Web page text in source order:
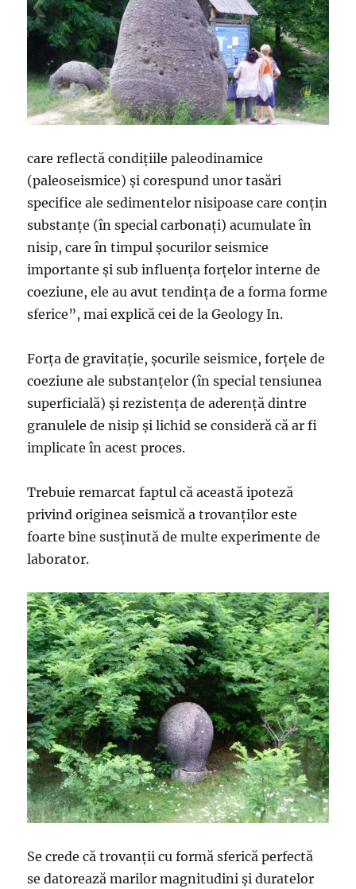
care reflectă condiţiile paleodinamice
(paleoseismice) şi corespund unor tasări
specifice ale sedimentelor nisipoase care conţin
substanţe (în special carbonaţi) acumulate în
nisip, care în timpul şocurilor seismice
importante şi sub influenţa forţelor interne de
coeziune, ele au avut tendinţa de a forma forme
sferice”, mai explică cei de la Geology In.
Forţa de gravitaţie, şocurile seismice, forţele de
coeziune ale substanţelor (în special tensiunea
superficială) şi rezistenţa de aderenţă dintre
granulele de nisip şi lichid se consideră că ar fi
implicate în acest proces.
Trebuie remarcat faptul că această ipoteză
privind originea seismică a trovanţilor este
foarte bine susţinută de multe experimente de
laborator.
Se crede că trovanţii cu formă sferică perfectă
se datorează marilor magnitudini şi duratelor